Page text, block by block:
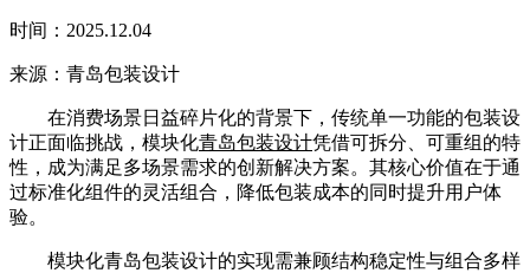
时间：2025.12.04
来源：青岛包装设计
在消费场景日益碎片化的背景下，传统单一功能的包装设
计正面临挑战，模块化青岛包装设计凭借可拆分、可重组的特
性，成为满足多场景需求的创新解决方案。其核心价值在于通
过标准化组件的灵活组合，降低包装成本的同时提升用户体
验。
模块化青岛包装设计的实现需兼顾结构稳定性与组合多样